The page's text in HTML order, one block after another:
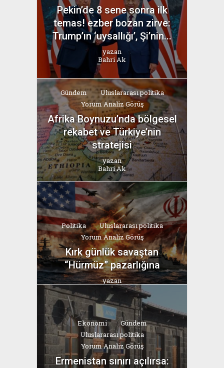
Pekin’de 8 sene sonra ilk
temas! ezber bozan zirve:
Trump’ın ‘uysallığı’, Şi’nin...
yazan
Bahri Ak
Gündem
Uluslararası politika
Yorum Analiz Görüş
Afrika Boynuzu’nda bölgesel
rekabet ve Türkiye’nin
stratejisi
yazan
Bahri Ak
Politika
Uluslararası politika
Yorum Analiz Görüş
Kırk günlük savaştan
“Hürmüz” pazarlığına
yazan
Bahri Ak
Ekonomi
Gündem
Uluslararası politika
Yorum Analiz Görüş
Ermenistan sınırı açılırsa: